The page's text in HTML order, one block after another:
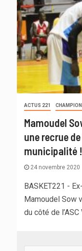
ACTUS 221
Mamoudel
une recrue
municipalité !
24 novembre 2020
BASKET221 -
Mamoudel Sow
du côté de l’ASC